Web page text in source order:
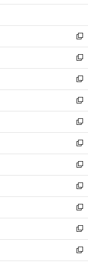
ウ
開
く
新
し
い
ウ
ィ
ン
ド
ウ
で
開
く
新
し
い
ウ
ィ
ン
ド
ウ
で
開
く
新
し
い
ウ
ィ
ン
ド
ウ
で
開
く
新
し
い
ウ
ィ
ン
ド
ウ
で
開
く
新
し
い
ウ
ィ
ン
ド
ウ
で
開
く
新
し
い
ウ
ィ
ン
ド
ウ
で
開
く
新
し
い
ウ
ィ
ン
ド
ウ
で
開
新
し
い
ウ
ィ
ン
ド
ウ
新
し
い
ウ
ィ
ン
新
し
い
ウ
新
し